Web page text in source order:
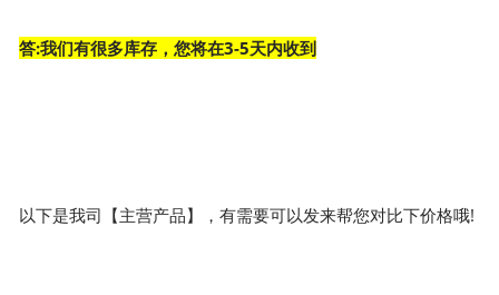
答:我们有很多库存，您将在3-5天内收到
以下是我司【主营产品】，有需要可以发来帮您对比下价格哦!